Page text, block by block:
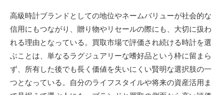
高級時計ブランドとしての地位やネームバリューが社会的な
信用にもつながり、贈り物やリセールの際にも、大切に扱わ
れる理由となっている。買取市場で評価され続ける時計を選
ぶことは、単なるラグジュアリーな嗜好品という枠に留まら
ず、所有した後でも長く価値を失いにくい賢明な選択肢の一
つとなっている。自分のライフスタイルや将来の資産活用ま